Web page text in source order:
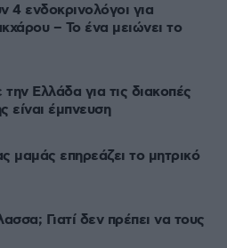
4 ενδοκρινολόγοι για
– Το ένα μειώνει το
Ελλάδα για τις διακοπές
είναι έμπνευση
μαμάς επηρεάζει το μητρικό
Γιατί δεν πρέπει να τους